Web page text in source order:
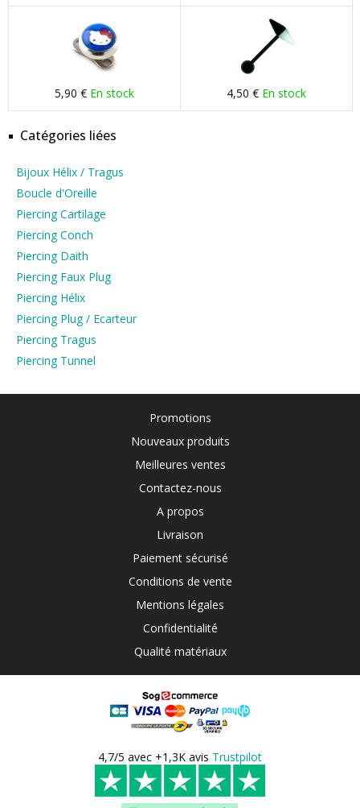
5,90 € En stock 4,50 € En stock
Catégories liées
Bijoux Hélix / Tragus
Boucle d'Oreille
Piercing Cartilage
Piercing Conch
Piercing Daith
Piercing Faux Plug
Piercing Hélix
Piercing Plug / Ecarteur
Piercing Tragus
Piercing Tunnel
Promotions
Nouveaux produits
Meilleures ventes
Contactez-nous
A propos
Livraison
Paiement sécurisé
Conditions de vente
Mentions légales
Confidentialité
Qualité matériaux
4,7/5 avec +1,3K avis Trustpilot